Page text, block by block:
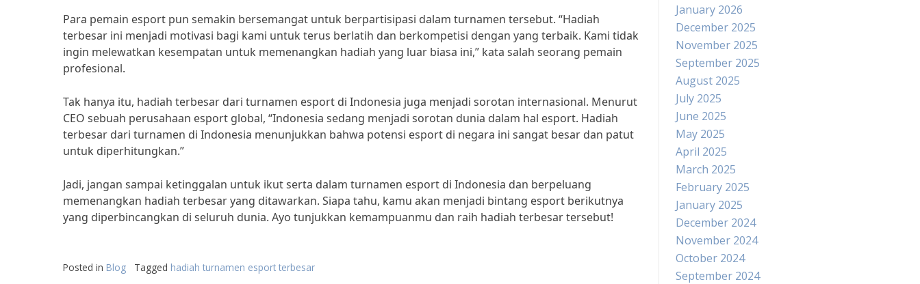
Para pemain esport pun semakin bersemangat untuk berpartisipasi dalam turnamen tersebut. “Hadiah
terbesar ini menjadi motivasi bagi kami untuk terus berlatih dan berkompetisi dengan yang terbaik. Kami tidak
ingin melewatkan kesempatan untuk memenangkan hadiah yang luar biasa ini,” kata salah seorang pemain
profesional.
Tak hanya itu, hadiah terbesar dari turnamen esport di Indonesia juga menjadi sorotan internasional. Menurut
CEO sebuah perusahaan esport global, “Indonesia sedang menjadi sorotan dunia dalam hal esport. Hadiah
terbesar dari turnamen di Indonesia menunjukkan bahwa potensi esport di negara ini sangat besar dan patut
untuk diperhitungkan.”
Jadi, jangan sampai ketinggalan untuk ikut serta dalam turnamen esport di Indonesia dan berpeluang
memenangkan hadiah terbesar yang ditawarkan. Siapa tahu, kamu akan menjadi bintang esport berikutnya
yang diperbincangkan di seluruh dunia. Ayo tunjukkan kemampuanmu dan raih hadiah terbesar tersebut!
Posted in Blog Tagged hadiah turnamen esport terbesar
January 2026
December 2025
November 2025
September 2025
August 2025
July 2025
June 2025
May 2025
April 2025
March 2025
February 2025
January 2025
December 2024
November 2024
October 2024
September 2024